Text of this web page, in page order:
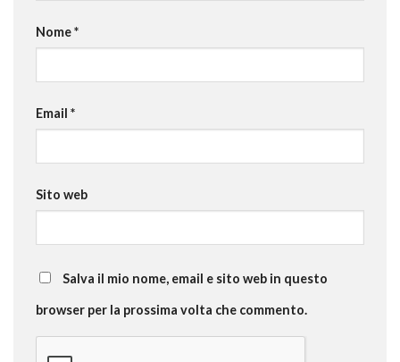
Nome*
Email *
Sito web
Salva il mio nome, email e sito web in questo
browser per la prossima volta che commento.